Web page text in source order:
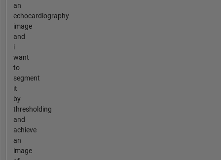
an
echocardiography
image
and
i
want
to
segment
it
by
thresholding
and
achieve
an
image